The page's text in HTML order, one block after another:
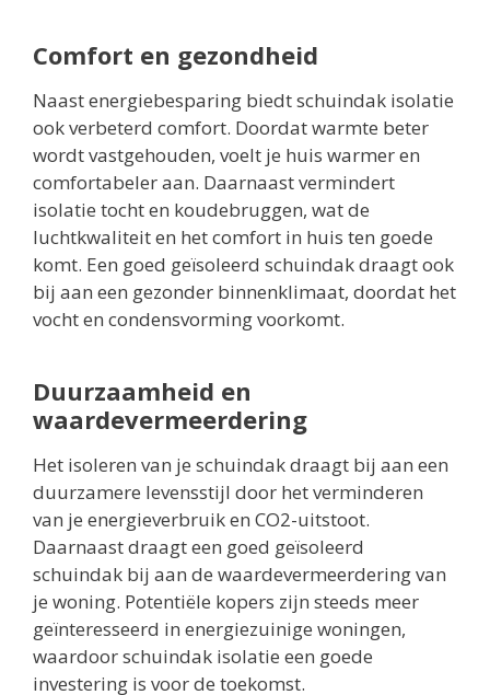
Comfort en gezondheid
Naast energiebesparing biedt schuindak isolatie
ook verbeterd comfort. Doordat warmte beter
wordt vastgehouden, voelt je huis warmer en
comfortabeler aan. Daarnaast vermindert
isolatie tocht en koudebruggen, wat de
luchtkwaliteit en het comfort in huis ten goede
komt. Een goed geïsoleerd schuindak draagt ook
bij aan een gezonder binnenklimaat, doordat het
vocht en condensvorming voorkomt.
Duurzaamheid en
waardevermeerdering
Het isoleren van je schuindak draagt bij aan een
duurzamere levensstijl door het verminderen
van je energieverbruik en CO2-uitstoot.
Daarnaast draagt een goed geïsoleerd
schuindak bij aan de waardevermeerdering van
je woning. Potentiële kopers zijn steeds meer
geïnteresseerd in energiezuinige woningen,
waardoor schuindak isolatie een goede
investering is voor de toekomst.